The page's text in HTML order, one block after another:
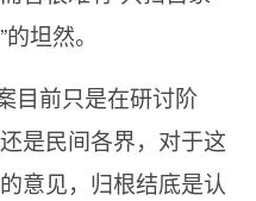
坦然。
目前只是在研讨阶
是民间各界，对于这
意见，归根结底是认